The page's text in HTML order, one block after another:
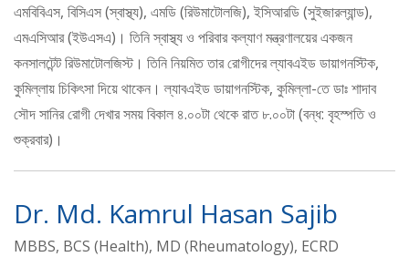
এমবিবিএস, বিসিএস (স্বাস্থ্য), এমডি (রিউমাটোলজি), ইসিআরডি (সুইজারল্যান্ড),
এমএসিআর (ইউএসএ)। তিনি স্বাস্থ্য ও পরিবার কল্যাণ মন্ত্রণালয়ের একজন
কনসালটেন্ট রিউমাটোলজিস্ট। তিনি নিয়মিত তার রোগীদের ল্যাবএইড ডায়াগনস্টিক,
কুমিল্লায় চিকিৎসা দিয়ে থাকেন। ল্যাবএইড ডায়াগনস্টিক, কুমিল্লা-তে ডাঃ শাদাব
সৌদ সানির রোগী দেখার সময় বিকাল ৪.০০টা থেকে রাত ৮.০০টা (বন্ধ: বৃহস্পতি ও
শুক্রবার)।
Dr. Md. Kamrul Hasan Sajib
MBBS, BCS (Health), MD (Rheumatology), ECRD